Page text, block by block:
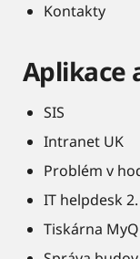
Kontakty
Aplikace
SIS
Intranet UK
Problém v
IT helpdesk 2.
Tiskárna